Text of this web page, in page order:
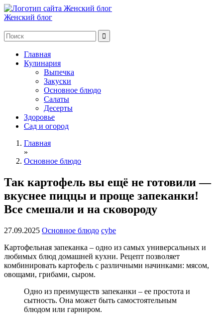
Женский блог
Главная
Кулинария
Выпечка
Закуски
Основное блюдо
Салаты
Десерты
Здоровье
Сад и огород
Главная
»
Основное блюдо
Так картофель вы ещё не готовили —
вкуснее пиццы и проще запеканки!
Все смешали и на сковороду
27.09.2025 Основное блюдо cybe
Картофельная запеканка – одно из самых универсальных и
любимых блюд домашней кухни. Рецепт позволяет
комбинировать картофель с различными начинками: мясом,
овощами, грибами, сыром.
Одно из преимуществ запеканки – ее простота и
сытность. Она может быть самостоятельным
блюдом или гарниром.